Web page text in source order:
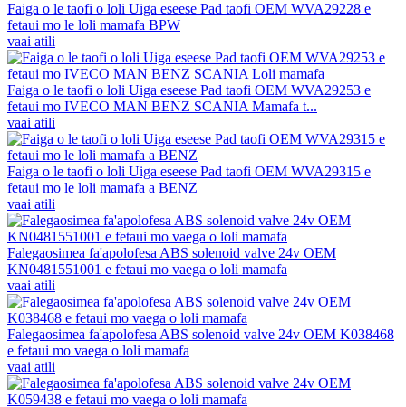
Faiga o le taofi o loli Uiga eseese Pad taofi OEM WVA29228 e
fetaui mo le loli mamafa BPW
vaai atili
Faiga o le taofi o loli Uiga eseese Pad taofi OEM WVA29253 e
fetaui mo IVECO MAN BENZ SCANIA Mamafa t...
vaai atili
Faiga o le taofi o loli Uiga eseese Pad taofi OEM WVA29315 e
fetaui mo le loli mamafa a BENZ
vaai atili
Falegaosimea fa'apolofesa ABS solenoid valve 24v OEM
KN0481551001 e fetaui mo vaega o loli mamafa
vaai atili
Falegaosimea fa'apolofesa ABS solenoid valve 24v OEM K038468
e fetaui mo vaega o loli mamafa
vaai atili